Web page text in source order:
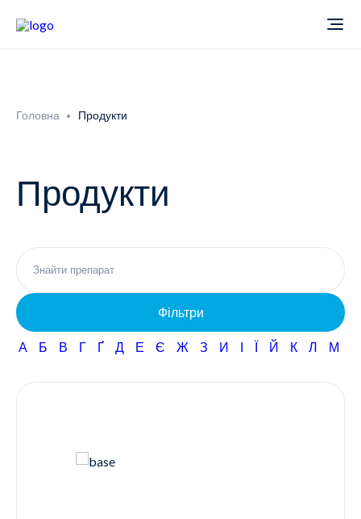
Новини
Неврологія
Гінекологія
Фармаконагляд
Кар'єра
Головна Продукти
Продукти
Фільтри
А Б В Г Ґ Д Е Є Ж З И І Ї Й К Л М